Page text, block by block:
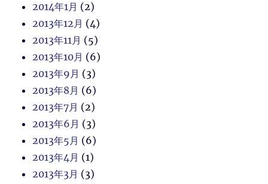
2014年1月 (2)
2013年12月 (4)
2013年11月 (5)
2013年10月 (6)
2013年9月 (3)
2013年8月 (6)
2013年7月 (2)
2013年6月 (3)
2013年5月 (6)
2013年4月 (1)
2013年3月 (3)